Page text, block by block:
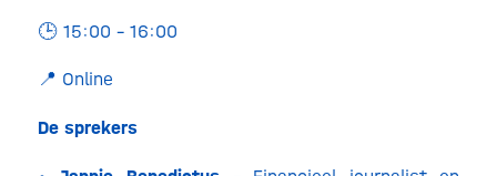
🕒 15:00 – 16:00
📍 Online
De sprekers